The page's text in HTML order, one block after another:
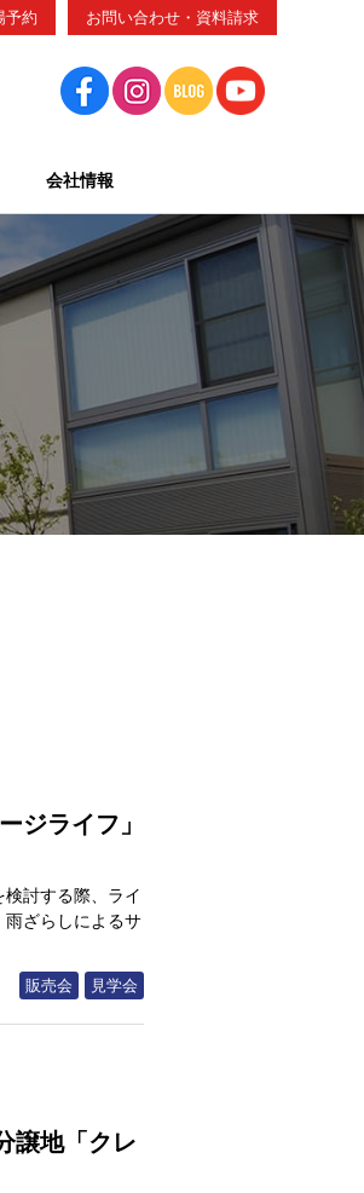
会社情報
予約 お問い合わせ・資料請求
ジライフ」
討する際、ライ
雨ざらしによるサ
販売会 見学会
譲地「クレ